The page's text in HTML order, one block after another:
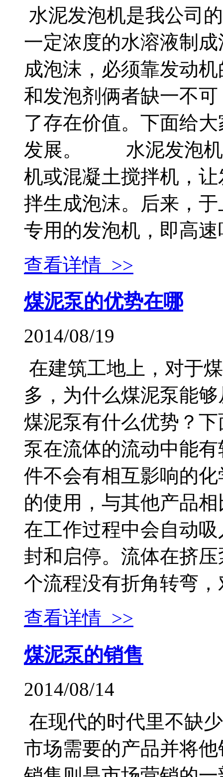
水泥发泡机是我公司
一定浓度的水溶液制
成泡沫，必须靠发动
和发泡剂俩者缺一不
了存在价值。下面给
发展。 水泥发泡机
机或混凝土搅拌机，
拌生成泡沫。后来，
专用的发泡机，即高速
查看详情 >>
煤泥泵的优势在哪
2014/08/19
在建筑工地上，对于
多，为什么煤泥泵能
煤泥泵有什么优势？
泵在流体的流动中能
件不会有相互影响的
的使用，与其他产
在工作过程中会自动
封和启停。流体在挤
个流程没有折角转弯，
查看详情 >>
煤泥泵的销售
2014/08/14
在现代的时代里不缺
市场需要的产品并将